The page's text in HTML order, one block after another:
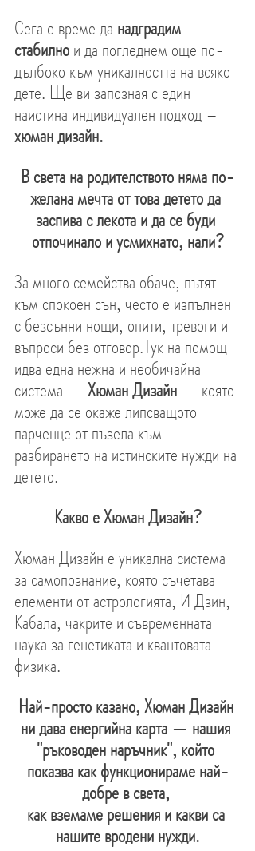
Сега е време да надградим
стабилно и да погледнем още по-
дълбоко към уникалността на всяко
дете. Ще ви запозная с един
наистина индивидуален подход –
хюман дизайн.
В света на родителството няма по-
желана мечта от това детето да
заспива с лекота и да се буди
отпочинало и усмихнато, нали?
За много семейства обаче, пътят
към спокоен сън, често е изпълнен
с безсънни нощи, опити, тревоги и
въпроси без отговор.Тук на помощ
идва една нежна и необичайна
система — Хюман Дизайн — която
може да се окаже липсващото
парченце от пъзела към
разбирането на истинските нужди на
детето.
Какво е Хюман Дизайн?
Хюман Дизайн е уникална система
за самопознание, която съчетава
елементи от астрологията, И Дзин,
Кабала, чакрите и съвременната
наука за генетиката и квантовата
физика.
Най-просто казано, Хюман Дизайн
ни дава енергийна карта — нашия
"ръководен наръчник", който
показва как функционираме най-
добре в света,
как вземаме решения и какви са
нашите вродени нужди.